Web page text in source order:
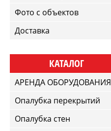
Фото с объектов
Доставка
КАТАЛОГ
АРЕНДА ОБОРУДОВАНИЯ
Опалубка перекрытий
Опалубка стен